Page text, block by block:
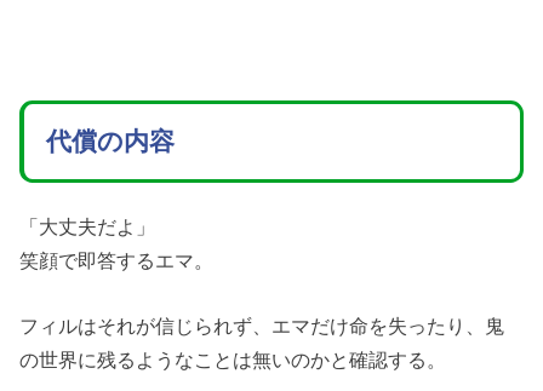
代償の内容
「大丈夫だよ」
笑顔で即答するエマ。
フィルはそれが信じられず、エマだけ命を失ったり、鬼
の世界に残るようなことは無いのかと確認する。